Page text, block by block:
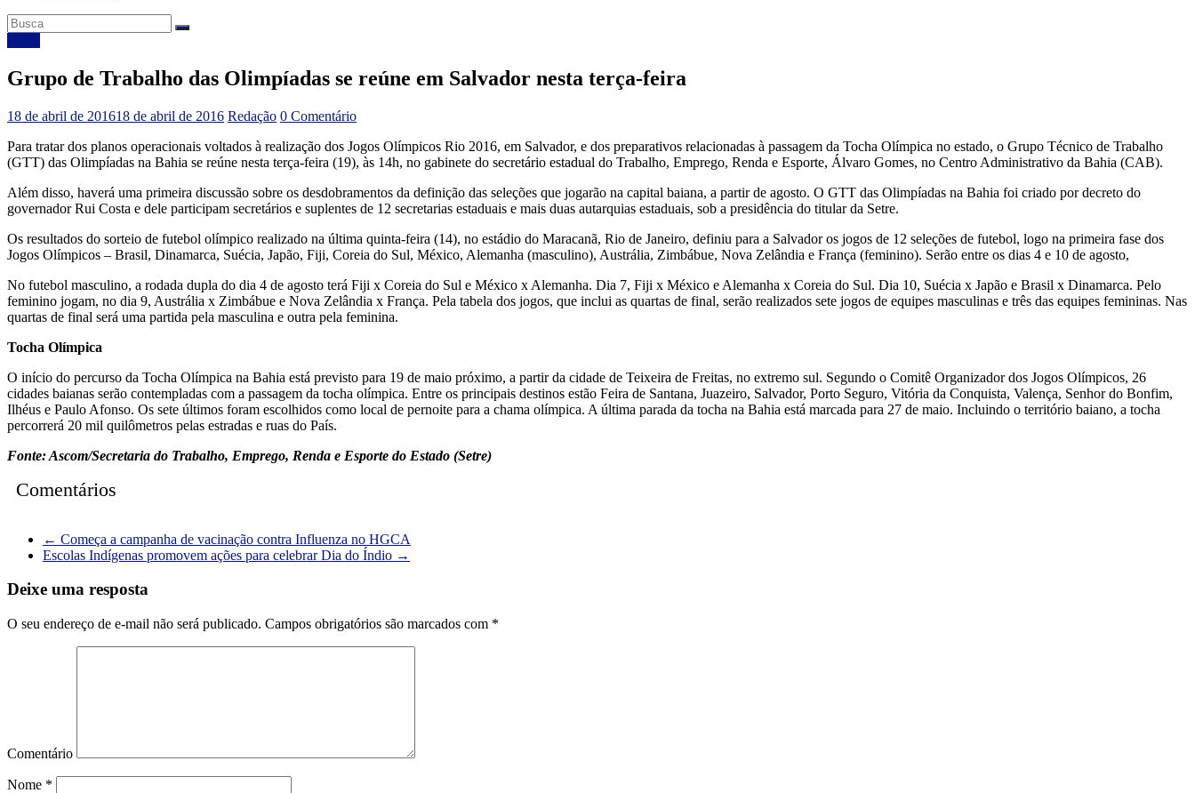
Grupo de Trabalho das Olimpíadas se reúne em Salvador nesta terça-feira
18 de abril de 201618 de abril de 2016 Redação 0 Comentário
Para tratar dos planos operacionais voltados à realização dos Jogos Olímpicos Rio 2016, em Salvador, e dos preparativos relacionadas à passagem da Tocha Olímpica no estado, o Grupo Técnico de Trabalho
(GTT) das Olimpíadas na Bahia se reúne nesta terça-feira (19), às 14h, no gabinete do secretário estadual do Trabalho, Emprego, Renda e Esporte, Álvaro Gomes, no Centro Administrativo da Bahia (CAB).
Além disso, haverá uma primeira discussão sobre os desdobramentos da definição das seleções que jogarão na capital baiana, a partir de agosto. O GTT das Olimpíadas na Bahia foi criado por decreto do
governador Rui Costa e dele participam secretários e suplentes de 12 secretarias estaduais e mais duas autarquias estaduais, sob a presidência do titular da Setre.
Os resultados do sorteio de futebol olímpico realizado na última quinta-feira (14), no estádio do Maracanã, Rio de Janeiro, definiu para a Salvador os jogos de 12 seleções de futebol, logo na primeira fase dos
Jogos Olímpicos – Brasil, Dinamarca, Suécia, Japão, Fiji, Coreia do Sul, México, Alemanha (masculino), Austrália, Zimbábue, Nova Zelândia e França (feminino). Serão entre os dias 4 e 10 de agosto,
No futebol masculino, a rodada dupla do dia 4 de agosto terá Fiji x Coreia do Sul e México x Alemanha. Dia 7, Fiji x México e Alemanha x Coreia do Sul. Dia 10, Suécia x Japão e Brasil x Dinamarca. Pelo
feminino jogam, no dia 9, Austrália x Zimbábue e Nova Zelândia x França. Pela tabela dos jogos, que inclui as quartas de final, serão realizados sete jogos de equipes masculinas e três das equipes femininas. Nas
quartas de final será uma partida pela masculina e outra pela feminina.
Tocha Olímpica
O início do percurso da Tocha Olímpica na Bahia está previsto para 19 de maio próximo, a partir da cidade de Teixeira de Freitas, no extremo sul. Segundo o Comitê Organizador dos Jogos Olímpicos, 26
cidades baianas serão contempladas com a passagem da tocha olímpica. Entre os principais destinos estão Feira de Santana, Juazeiro, Salvador, Porto Seguro, Vitória da Conquista, Valença, Senhor do Bonfim,
Ilhéus e Paulo Afonso. Os sete últimos foram escolhidos como local de pernoite para a chama olímpica. A última parada da tocha na Bahia está marcada para 27 de maio. Incluindo o território baiano, a tocha
percorrerá 20 mil quilômetros pelas estradas e ruas do País.
Fonte: Ascom/Secretaria do Trabalho, Emprego, Renda e Esporte do Estado (Setre)
Comentários
← Começa a campanha de vacinação contra Influenza no HGCA
Escolas Indígenas promovem ações para celebrar Dia do Índio →
Deixe uma resposta
O seu endereço de e-mail não será publicado. Campos obrigatórios são marcados com *
Comentário
Nome *